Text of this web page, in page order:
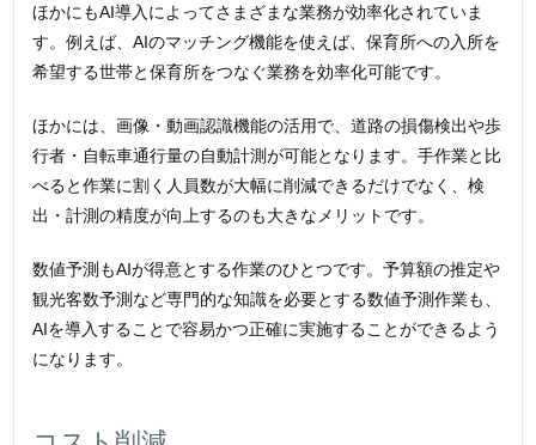
ほかにもAI導入によってさまざまな業務が効率化されていま
す。例えば、AIのマッチング機能を使えば、保育所への入所を
希望する世帯と保育所をつなぐ業務を効率化可能です。
ほかには、画像・動画認識機能の活用で、道路の損傷検出や歩
行者・自転車通行量の自動計測が可能となります。手作業と比
べると作業に割く人員数が大幅に削減できるだけでなく、検
出・計測の精度が向上するのも大きなメリットです。
数値予測もAIが得意とする作業のひとつです。予算額の推定や
観光客数予測など専門的な知識を必要とする数値予測作業も、
AIを導入することで容易かつ正確に実施することができるよう
になります。